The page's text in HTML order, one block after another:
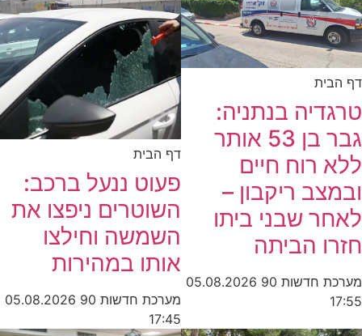
דף הבית
טרגדיה בנתניה:
גבר בן 53 אותר
ללא רוח חיים
ובמצב ריקבון –
לאחר שבני ביתו
חזרו הביתה
מערכת חדשות 90
05.08.2026
17:55
דף הבית
פעוט ננעל ברכב:
השוטרים ניפצו את
השמשה וחילצו
אותו במהירות
מערכת חדשות 90
05.08.2026
17:45